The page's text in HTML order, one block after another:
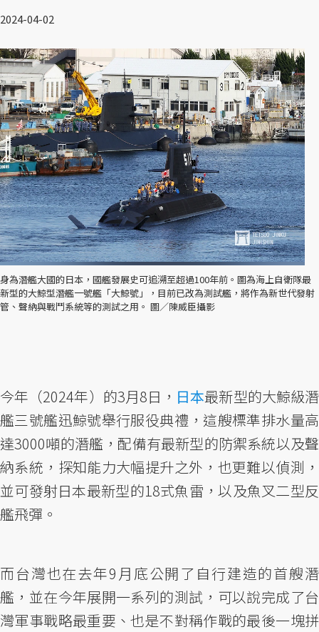
2024-04-02
身為潛艦大國的日本，國艦發展史可追溯至超過100年前。圖為海上自衛隊最
新型的大鯨型潛艦一號艦「大鯨號」，目前已改為測試艦，將作為新世代發射
管、聲納與戰鬥系統等的測試之用。 圖／陳威臣攝影
今年（2024年）的3月8日， 日本最新型的大鯨級潛
艦三號艦迅鯨號舉行服役典禮，這艘標準排水量高
達3000噸的潛艦，配備有最新型的防禦系統以及聲
納系統，探知能力大幅提升之外，也更難以偵測，
並可發射日本最新型的18式魚雷，以及魚叉二型反
艦飛彈。
而台灣也在去年9月底公開了自行建造的首艘潛
艦，並在今年展開一系列的測試，可以說完成了台
灣軍事戰略最重要、也是不對稱作戰的最後一塊拼